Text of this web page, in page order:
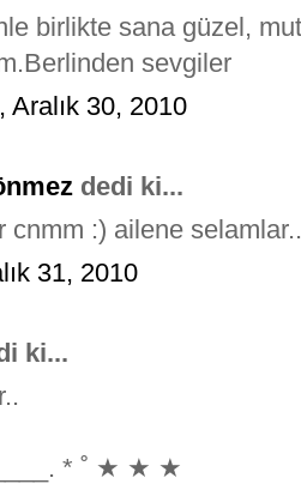
birlikte sana güzel,
sevgiler
Aralık 30, 2010
dedi ki...
cnmm :) ailene
31, 2010
ki...
* ˚ ★ ★ ★